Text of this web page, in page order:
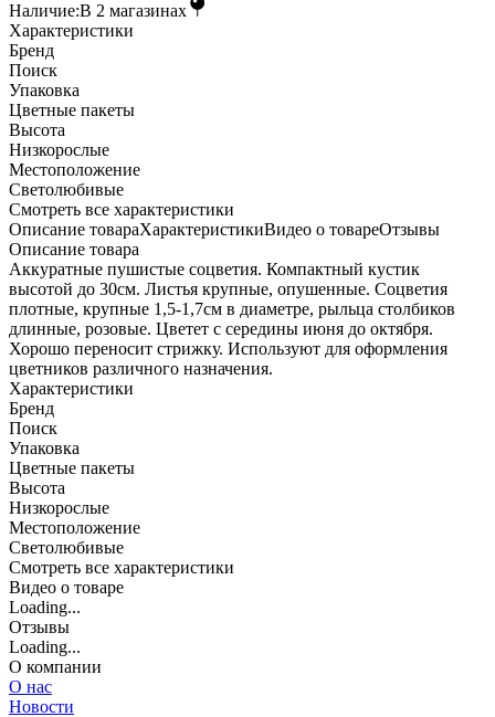
Наличие:В 2 магазинах
Характеристики
Бренд
Поиск
Упаковка
Цветные пакеты
Высота
Низкорослые
Местоположение
Светолюбивые
Cмотреть все характеристики
Описание товараХарактеристикиВидео о товареОтзывы
Описание товара
Аккуратные пушистые соцветия. Компактный кустик
высотой до 30см. Листья крупные, опушенные. Соцветия
плотные, крупные 1,5-1,7см в диаметре, рыльца столбиков
длинные, розовые. Цветет с середины июня до октября.
Хорошо переносит стрижку. Используют для оформления
цветников различного назначения.
Характеристики
Бренд
Поиск
Упаковка
Цветные пакеты
Высота
Низкорослые
Местоположение
Светолюбивые
Cмотреть все характеристики
Видео о товаре
Loading...
Отзывы
Loading...
О компании
О нас
Новости